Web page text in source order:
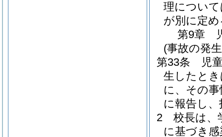
理につい
が別に定
第9章
(事故の発
第33条
児
生したと
に、その
に報告し
2
校長は、
に基づき